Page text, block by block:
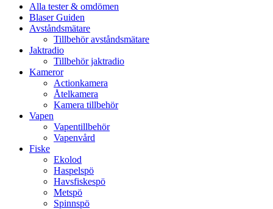
Alla tester & omdömen
Blaser Guiden
Avståndsmätare
Tillbehör avståndsmätare
Jaktradio
Tillbehör jaktradio
Kameror
Actionkamera
Åtelkamera
Kamera tillbehör
Vapen
Vapentillbehör
Vapenvård
Fiske
Ekolod
Haspelspö
Havsfiskespö
Metspö
Spinnspö